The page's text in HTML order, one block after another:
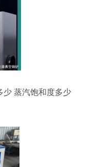
少 蒸汽饱和度多少